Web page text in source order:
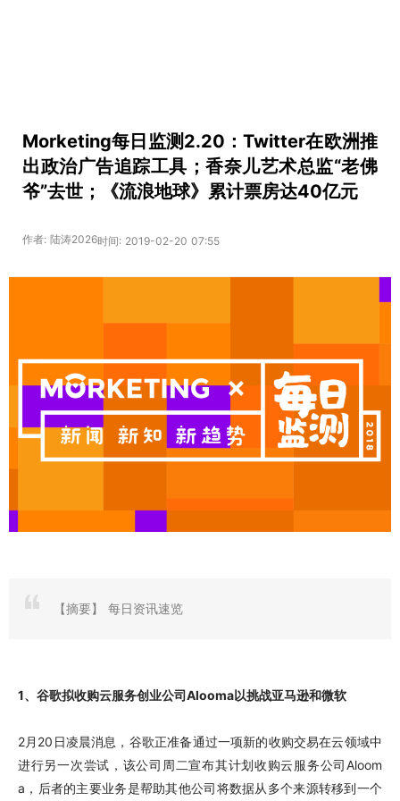
Morketing每日监测2.20：Twitter在欧洲推
出政治广告追踪工具；香奈儿艺术总监“老佛
爷”去世；《流浪地球》累计票房达40亿元
作者: 陆涛2026时间: 2019-02-20 07:55
【摘要】 每日资讯速览
1、谷歌拟收购云服务创业公司Alooma以挑战亚马逊和微软
2月20日凌晨消息，谷歌正准备通过一项新的收购交易在云领域中
进行另一次尝试，该公司周二宣布其计划收购云服务公司Aloom
a，后者的主要业务是帮助其他公司将数据从多个来源转移到一个